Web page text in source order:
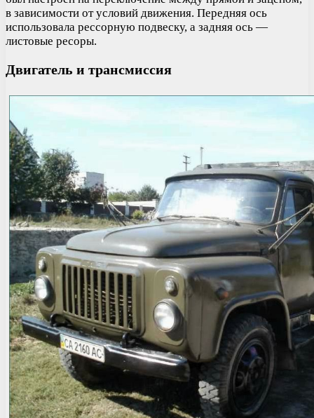
в зависимости от условий движения. Передняя ось
использовала рессорную подвеску, а задняя ось —
листовые ресоры.
Двигатель и трансмиссия